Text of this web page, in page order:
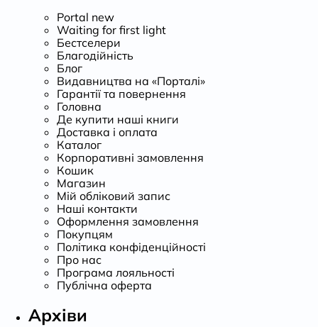
Portal new
Waiting for first light
Бестселери
Благодійність
Блог
Видавництва на «Порталі»
Гарантії та повернення
Головна
Де купити наші книги
Доставка і оплата
Каталог
Корпоративні замовлення
Кошик
Магазин
Мій обліковий запис
Наші контакти
Оформлення замовлення
Покупцям
Політика конфіденційності
Про нас
Програма лояльності
Публічна оферта
Архіви